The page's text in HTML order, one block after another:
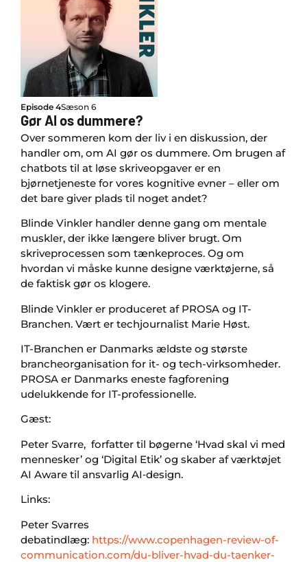
Episode 4Sæson 6
Gør AI os dummere?
Over sommeren kom der liv i en diskussion, der
handler om, om AI gør os dummere. Om brugen af
chatbots til at løse skriveopgaver er en
bjørnetjeneste for vores kognitive evner – eller om
det bare giver plads til noget andet?
Blinde Vinkler handler denne gang om mentale
muskler, der ikke længere bliver brugt. Om
skriveprocessen som tænkeproces. Og om
hvordan vi måske kunne designe værktøjerne, så
de faktisk gør os klogere.
Blinde Vinkler er produceret af PROSA og IT-
Branchen. Vært er techjournalist Marie Høst.
IT-Branchen er Danmarks ældste og største
brancheorganisation for it- og tech-virksomheder.
PROSA er Danmarks eneste fagforening
udelukkende for IT-professionelle.
Gæst:
Peter Svarre, forfatter til bøgerne ‘Hvad skal vi med
mennesker’ og ‘Digital Etik’ og skaber af værktøjet
AI Aware til ansvarlig AI‑design.
Links:
Peter Svarres
debatindlæg: https://www.copenhagen-review-of-
communication.com/du-bliver-hvad-du-taenker-